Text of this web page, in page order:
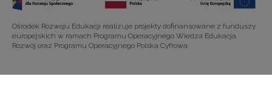
Ośrodek Rozwoju Edukacji realizuje projekty dofinansowane z funduszy
europejskich w ramach Programu Operacyjnego Wiedza Edukacja
Rozwój oraz Programu Operacyjnego Polska Cyfrowa